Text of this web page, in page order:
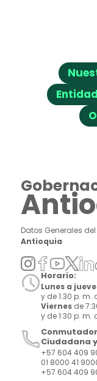
Datos Generales
Antioquia
Horario:
Lunes a
y de 1:30 p. m.
Viernes de
y de 1:30 p. m.
Ciudadana
+57 604 409
01 8000 41
+57 604 409